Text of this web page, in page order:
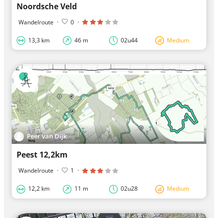
Noordsche Veld
Wandelroute · 0 ·
13,3 km 46 m 02u44 Medium
Peer van Dijk
Peest 12,2km
Wandelroute · 1 ·
12,2 km 11 m 02u28 Medium